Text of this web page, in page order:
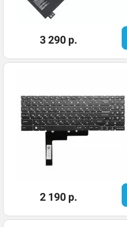
3 290 р.
2 190 р.